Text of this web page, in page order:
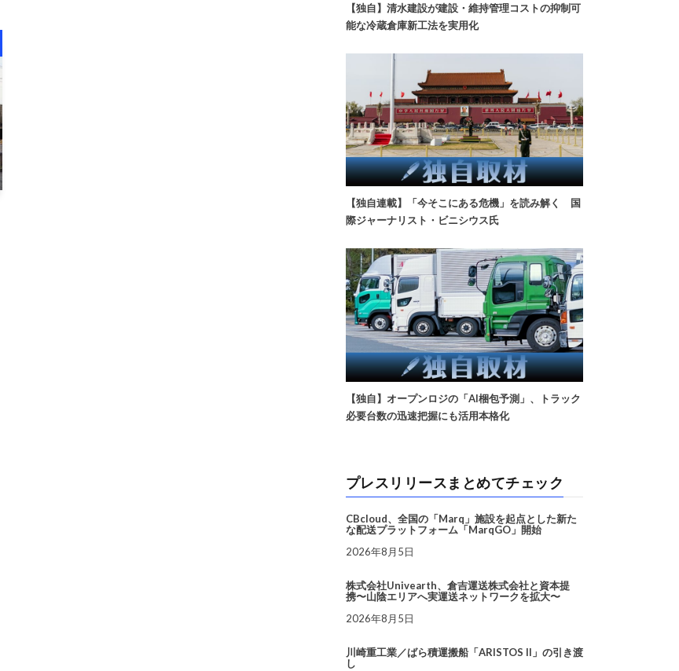
【独自】清水建設が建設・維持管理コストの抑制可
能な冷蔵倉庫新工法を実用化
【独自連載】「今そこにある危機」を読み解く 国
際ジャーナリスト・ビニシウス氏
【独自】オープンロジの「AI梱包予測」、トラック
必要台数の迅速把握にも活用本格化
プレスリリースまとめてチェック
CBcloud、全国の「Marq」施設を起点とした新た
な配送プラットフォーム「MarqGO」開始
2026年8月5日
株式会社Univearth、倉吉運送株式会社と資本提
携〜山陰エリアへ実運送ネットワークを拡大〜
2026年8月5日
川崎重工業／ばら積運搬船「ARISTOS II」の引き渡
し